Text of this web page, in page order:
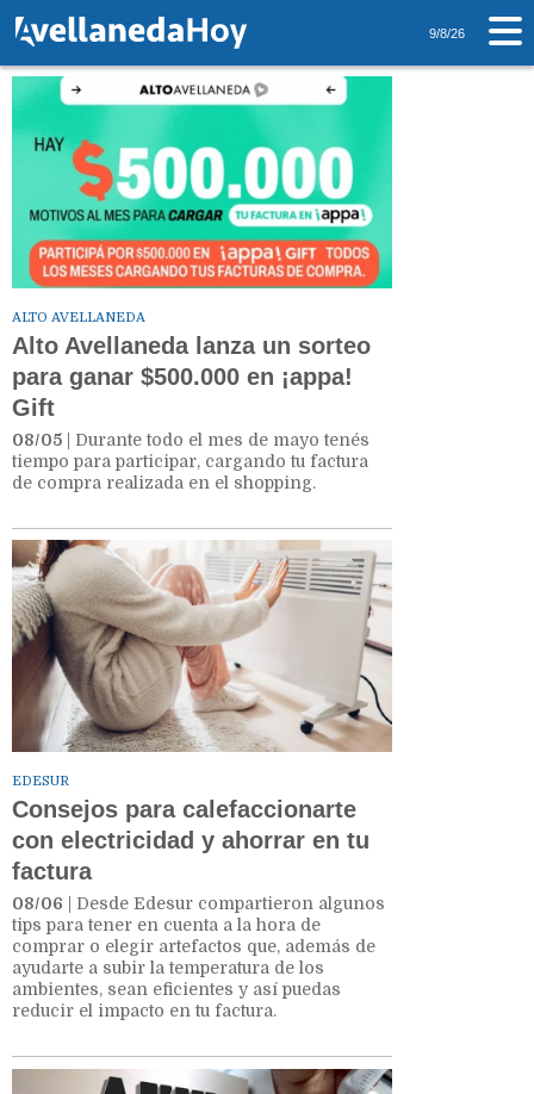
9/8/26
Tag: Factura
ALTO AVELLANEDA
Alto Avellaneda lanza un sorteo
para ganar $500.000 en ¡appa!
Gift
08/05 | Durante todo el mes de mayo tenés
tiempo para participar, cargando tu factura
de compra realizada en el shopping.
EDESUR
Consejos para calefaccionarte
con electricidad y ahorrar en tu
factura
08/06 | Desde Edesur compartieron algunos
tips para tener en cuenta a la hora de
comprar o elegir artefactos que, además de
ayudarte a subir la temperatura de los
ambientes, sean eficientes y así puedas
reducir el impacto en tu factura.